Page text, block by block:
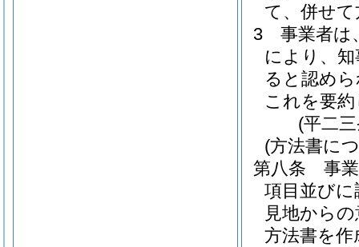
て、併せ
3
事業者は
により、
ると認め
これを要
(平二
(方法書に
第八条
事
項目並び
見地から
方法書を